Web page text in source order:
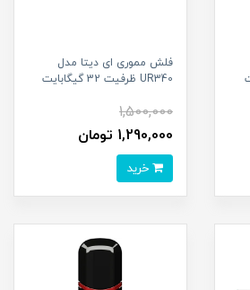
فلش مموری ای دیتا مدل
UR340 ظرفیت 32 گیگابایت
1,500,000
1,290,000 تومان